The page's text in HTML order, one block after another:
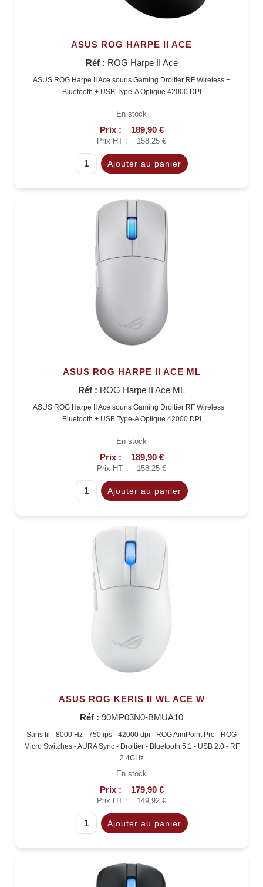
ASUS ROG HARPE II ACE
Réf : ROG Harpe II Ace
ASUS ROG Harpe II Ace souris Gaming Droitier RF Wireless +
Bluetooth + USB Type-A Optique 42000 DPI
En stock
Prix : 189,90 €
Prix HT : 158,25 €
ASUS ROG HARPE II ACE ML
Réf : ROG Harpe II Ace ML
ASUS ROG Harpe II Ace souris Gaming Droitier RF Wireless +
Bluetooth + USB Type-A Optique 42000 DPI
En stock
Prix : 189,90 €
Prix HT : 158,25 €
ASUS ROG KERIS II WL ACE W
Réf : 90MP03N0-BMUA10
Sans fil - 8000 Hz - 750 ips - 42000 dpi - ROG AimPoint Pro - ROG
Micro Switches - AURA Sync - Droitier - Bluetooth 5.1 - USB 2.0 - RF
2.4GHz
En stock
Prix : 179,90 €
Prix HT : 149,92 €